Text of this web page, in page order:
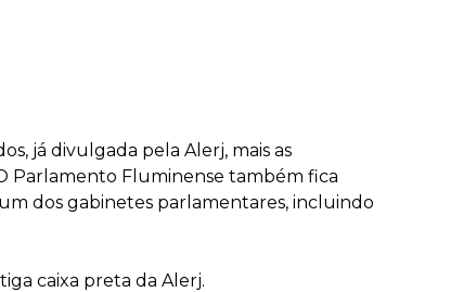
já divulgada pela Alerj, mais as
Parlamento Fluminense também fica
dos gabinetes parlamentares, incluindo
caixa preta da Alerj.